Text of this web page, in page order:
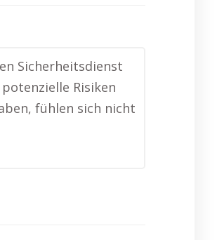
Sicherheitsdienst
Risiken
fühlen sich nicht